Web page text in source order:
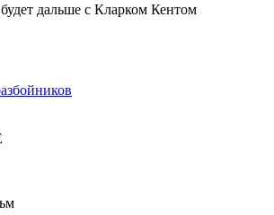
дальше с Кларком Кентом